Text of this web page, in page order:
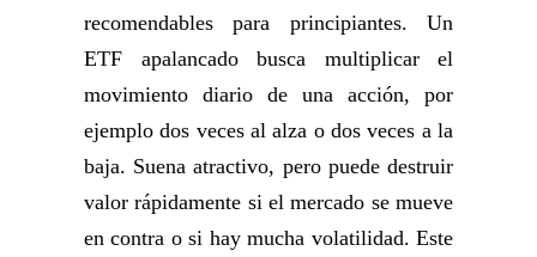
recomendables para principiantes. Un
ETF apalancado busca multiplicar el
movimiento diario de una acción, por
ejemplo dos veces al alza o dos veces a la
baja. Suena atractivo, pero puede destruir
valor rápidamente si el mercado se mueve
en contra o si hay mucha volatilidad. Este